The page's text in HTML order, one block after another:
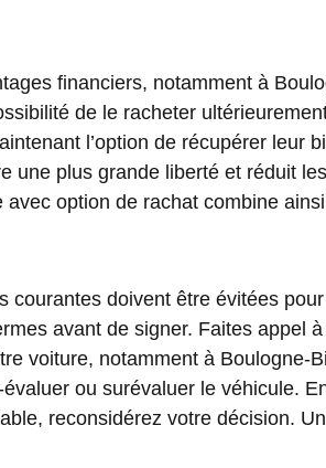
financiers, notamment à
de le racheter
l’option de récupérer leur
une plus grande liberté et réduit
option de rachat combine
doivent être évitées
avant de signer. Faites appel
voiture, notamment à Boulogne-
ou surévaluer le véhicule.
reconsidérez votre décision.